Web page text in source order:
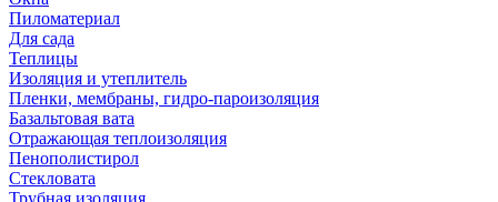
Пиломатериал
Для сада
Теплицы
Изоляция и утеплитель
Пленки, мембраны, гидро-пароизоляция
Базальтовая вата
Отражающая теплоизоляция
Пенополистирол
Стекловата
Трубная изоляция